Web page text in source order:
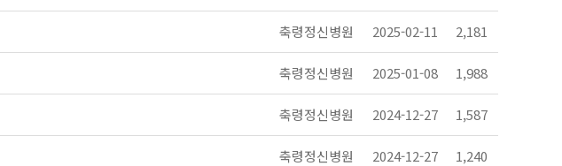
축령정신병원 2025-02-11 2,181
축령정신병원 2025-01-08 1,988
축령정신병원 2024-12-27 1,587
축령정신병원 2024-12-27 1,240